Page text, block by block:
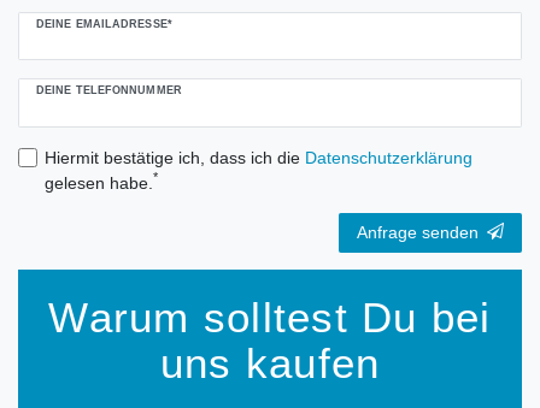
DEINE EMAILADRESSE*
DEINE TELEFONNUMMER
Hiermit bestätige ich, dass ich die Daten­schutz­erklärung
gelesen habe. *
Anfrage senden
Warum solltest Du bei
uns kaufen